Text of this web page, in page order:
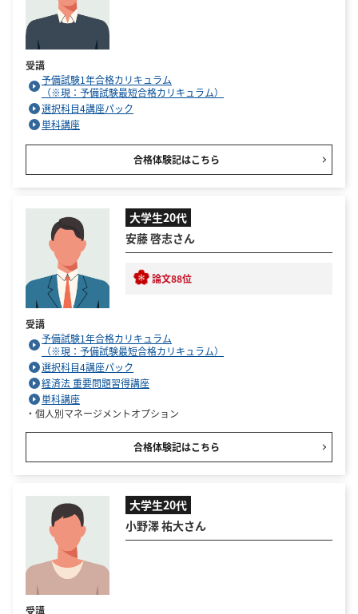
受講
予備試験1年合格カリキュラム
（※現：予備試験最短合格カリキュラム）
選択科目4講座パック
単科講座
合格体験記はこちら
大学生20代
安藤 啓志さん
論文88位
受講
予備試験1年合格カリキュラム
（※現：予備試験最短合格カリキュラム）
選択科目4講座パック
経済法 重要問題習得講座
単科講座
・個人別マネージメントオプション
合格体験記はこちら
大学生20代
小野澤 祐大さん
受講